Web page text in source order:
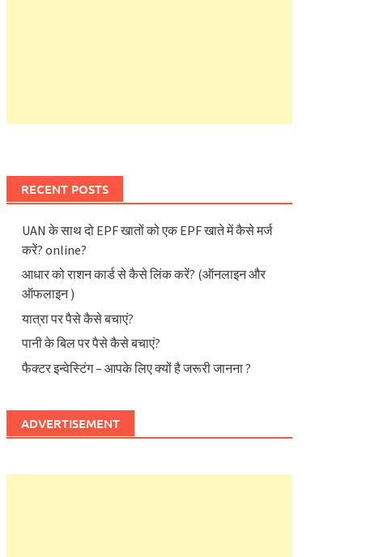
RECENT POSTS
UAN के साथ दो EPF खातों को एक EPF खाते में कैसे मर्ज
करें? online?
आधार को राशन कार्ड से कैसे लिंक करें? (ऑनलाइन और
ऑफलाइन )
यात्रा पर पैसे कैसे बचाएं?
पानी के बिल पर पैसे कैसे बचाएं?
फैक्टर इन्वेस्टिंग – आपके लिए क्यों है जरूरी जानना ?
ADVERTISEMENT